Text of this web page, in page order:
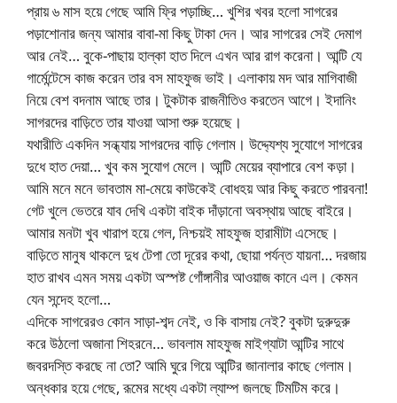
প্রায় ৬ মাস হয়ে গেছে আমি ফ্রি পড়াচ্ছি… খুশির খবর হলো সাগরের
পড়াশোনার জন্য আমার বাবা-মা কিছু টাকা দেন। আর সাগরের সেই দেমাগ
আর নেই… বুকে-পাছায় হাল্কা হাত দিলে এখন আর রাগ করেনা। আন্টি যে
গার্মেন্টেসে কাজ করেন তার বস মাহফুজ ভাই। এলাকায় মদ আর মাগিবাজী
নিয়ে বেশ বদনাম আছে তার। টুকটাক রাজনীতিও করতেন আগে। ইদানিং
সাগরদের বাড়িতে তার যাওয়া আসা শুরু হয়েছে।
যথারীতি একদিন সন্ধ্যায় সাগরদের বাড়ি গেলাম। উদ্দ্যেশ্য সুযোগে সাগরের
দুধে হাত দেয়া… খুব কম সুযোগ মেলে। আন্টি মেয়ের ব্যাপারে বেশ কড়া।
আমি মনে মনে ভাবতাম মা-মেয়ে কাউকেই বোধহয় আর কিছু করতে পারবনা!
গেট খুলে ভেতরে যাব দেখি একটা বাইক দাঁড়ানো অবস্থায় আছে বাইরে।
আমার মনটা খুব খারাপ হয়ে গেল, নিশ্চয়ই মাহফুজ হারামীটা এসেছে।
বাড়িতে মানুষ থাকলে দুধ টেপা তো দূরের কথা, ছোয়া পর্যন্ত যায়না… দরজায়
হাত রাখব এমন সময় একটা অস্পষ্ট গোঁঙ্গানীর আওয়াজ কানে এল। কেমন
যেন সন্দেহ হলো…
এদিকে সাগরেরও কোন সাড়া-শব্দ নেই, ও কি বাসায় নেই? বুকটা দুরুদুরু
করে উঠলো অজানা শিহরনে… ভাবলাম মাহফুজ মাইগ্যাটা আন্টির সাথে
জবরদস্তি করছে না তো? আমি ঘুরে গিয়ে আন্টির জানালার কাছে গেলাম।
অন্ধকার হয়ে গেছে, রূমের মধ্যে একটা ল্যাম্প জলছে টিমটিম করে।